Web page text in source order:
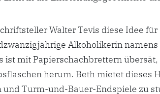
Walter Tevis diese Idee
Alkoholikerin
ist mit Papierschachbrettern
herum. Beth mietet dieses
und Turm-und-Bauer-Endspiele zu